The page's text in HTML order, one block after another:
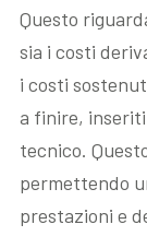
Questo
sia i costi
i costi
a finire, inseriti
tecnico.
permettendo
prestazioni e